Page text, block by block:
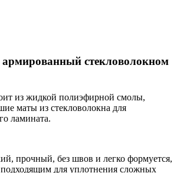
армированный стекловолокном
из жидкой полиэфирной смолы,
маты из стекловолокна для
ламината.
прочный, без швов и легко формуется,
подходящим для уплотнения сложных